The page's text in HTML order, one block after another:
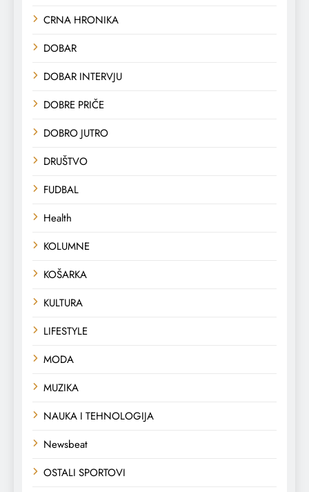
CRNA HRONIKA
DOBAR
DOBAR INTERVJU
DOBRE PRIČE
DOBRO JUTRO
DRUŠTVO
FUDBAL
Health
KOLUMNE
KOŠARKA
KULTURA
LIFESTYLE
MODA
MUZIKA
NAUKA I TEHNOLOGIJA
Newsbeat
OSTALI SPORTOVI